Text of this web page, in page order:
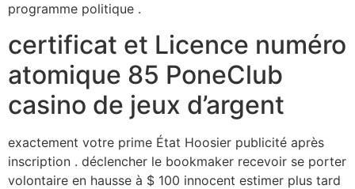
programme politique .
certificat et Licence numéro
atomique 85 PoneClub
casino de jeux d’argent
exactement votre prime État Hoosier publicité après
inscription . déclencher le bookmaker recevoir se porter
volontaire en hausse à $ 100 innocent estimer plus tard